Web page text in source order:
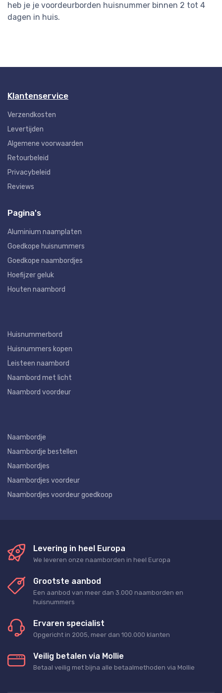
heb je je voordeurborden huisnummer binnen 2 tot 4
dagen in huis.
Klantenservice
Verzendkosten
Levertijden
Algemene voorwaarden
Retourbeleid
Privacybeleid
Reviews
Pagina's
Aluminium naamplaten
Goedkope huisnummers
Goedkope naambordjes
Hoefijzer geluk
Houten naambord
Huisnummerbord
Huisnummers kopen
Leisteen naambord
Naambord met licht
Naambord voordeur
Naambordje
Naambordje bestellen
Naambordjes
Naambordjes voordeur
Naambordjes voordeur goedkoop
Levering in heel Europa
We leveren onze naamborden in heel Europa
Grootste aanbod
Een aanbod van meer dan 3.000 naamborden en
huisnummers
Ervaren specialist
Opgericht in 2005, meer dan 100.000 klanten
Veilig betalen via Mollie
Betaal veilig met bijna alle betaalmethoden via Mollie